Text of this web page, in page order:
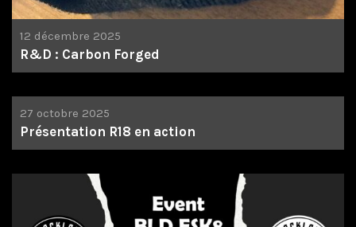
12 décembre 2025
R&D : Carbon Forged
27 octobre 2025
Présentation R18 en action